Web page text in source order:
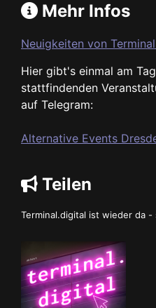
Mehr Infos
Neuigkeiten von
Hier gibt's einmal am
stattfindenden
auf Telegram:
Alternative Events
Teilen
Terminal.digital ist wieder da